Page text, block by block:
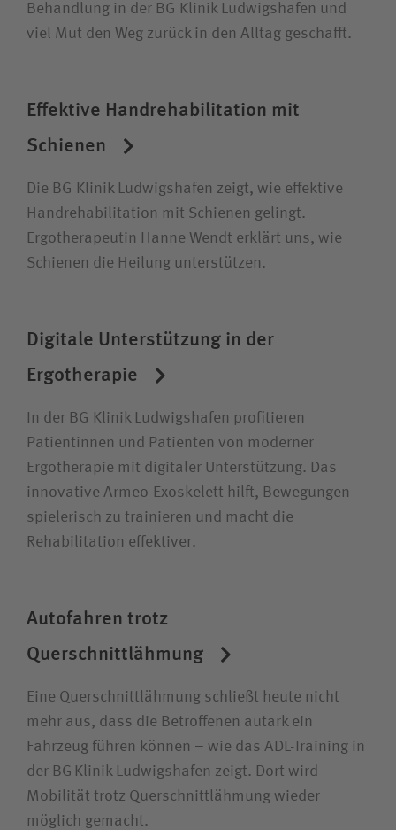
Journalistin / Journalist
Behandlung in der BG Klinik Ludwigshafen und
viel Mut den Weg zurück in den Alltag geschafft.
Effektive Handrehabilitation mit
Schienen
Die BG Klinik Ludwigshafen zeigt, wie effektive
Handrehabilitation mit Schienen gelingt.
Ergotherapeutin Hanne Wendt erklärt uns, wie
Schienen die Heilung unterstützen.
Digitale Unterstützung in der
Ergotherapie
In der BG Klinik Ludwigshafen profitieren
Patientinnen und Patienten von moderner
Ergotherapie mit digitaler Unterstützung. Das
innovative Armeo-Exoskelett hilft, Bewegungen
spielerisch zu trainieren und macht die
Rehabilitation effektiver.
Autofahren trotz
Querschnittlähmung
Eine Querschnittlähmung schließt heute nicht
mehr aus, dass die Betroffenen autark ein
Fahrzeug führen können – wie das ADL-Training in
der BG Klinik Ludwigshafen zeigt. Dort wird
Mobilität trotz Querschnittlähmung wieder
möglich gemacht.